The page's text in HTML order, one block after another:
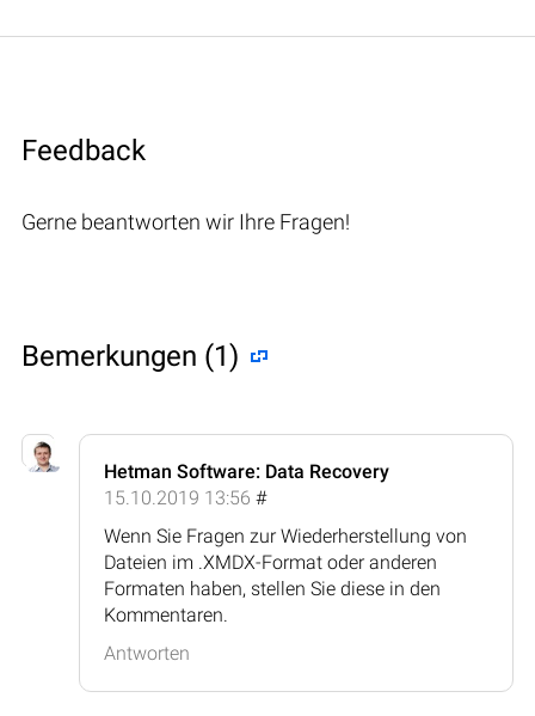
Feedback
Gerne beantworten wir Ihre Fragen!
Bemerkungen (1)
Hetman Software: Data Recovery
15.10.2019 13:56 #
Wenn Sie Fragen zur Wiederherstellung von
Dateien im .XMDX-Format oder anderen
Formaten haben, stellen Sie diese in den
Kommentaren.
Antworten